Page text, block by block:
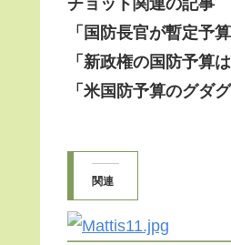
「国防長官が暫定予
「新政権の国防予算
「米国防予算のグダ
関連